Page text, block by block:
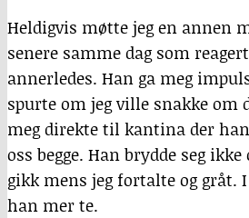
Heldigvis møtte jeg en annen
senere samme dag som
annerledes. Han ga meg
spurte om jeg ville snakke om
meg direkte til kantina der
oss begge. Han brydde seg
gikk mens jeg fortalte og gråt.
han mer te.